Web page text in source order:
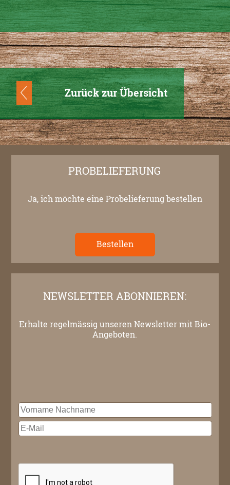
Zurück zur Übersicht
PROBELIEFERUNG
Ja, ich möchte eine Probelieferung bestellen
Bestellen
NEWSLETTER ABONNIEREN:
Erhalte regelmässig unseren Newsletter mit Bio-
Angeboten.